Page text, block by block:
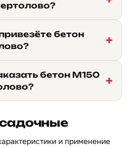
бетон
бетон М150
и применение